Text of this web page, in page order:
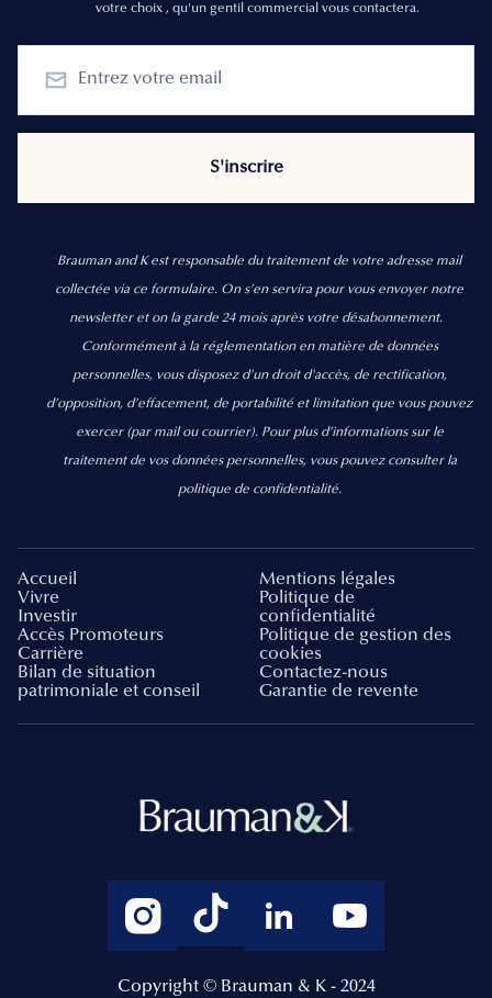
votre choix , qu'un gentil commercial vous contactera.
Brauman and K est responsable du traitement de votre adresse mail
collectée via ce formulaire. On s’en servira pour vous envoyer notre
newsletter et on la garde 24 mois après votre désabonnement.
Conformément à la réglementation en matière de données
personnelles, vous disposez d'un droit d'accès, de rectification,
d’opposition, d’effacement, de portabilité et limitation que vous pouvez
exercer (par mail ou courrier). Pour plus d’informations sur le
traitement de vos données personnelles, vous pouvez consulter la
politique de confidentialité.
Accueil
Vivre
Investir
Accès Promoteurs
Carrière
Bilan de situation
patrimoniale et conseil
Mentions légales
Politique de
confidentialité
Politique de gestion des
cookies
Contactez-nous
Garantie de revente
Copyright © Brauman & K - 2024